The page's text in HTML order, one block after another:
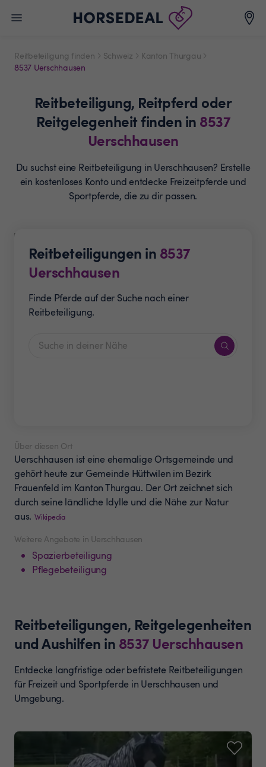
Reitbeteiligung finden Schweiz
Kanton Thurgau
8537 Uerschhausen
Reitbeteiligung, Reitpferd oder
Reitgelegenheitfinden in 8537
Uerschhausen
Du suchst eine Reitbeteiligung in Uerschhausen? Erstelle
ein kostenloses Konto und entdecke Freizeitpferde und
Sportpferde, die zu dir passen.
Reitbeteiligungen in 8537
Uerschhausen
Finde Pferde auf der Suche nach einer
Reitbeteiligung.
Weitere Angebote in Uerschhausen
Spazierbeteiligung
Pflegebeteiligung
Über diesen Ort
Uerschhausen ist eine ehemalige Ortsgemeinde und
gehört heute zur Gemeinde Hüttwilen im Bezirk
Frauenfeld im Kanton Thurgau. Der Ort zeichnet sich
durch seine ländliche Idylle und die Nähe zur Natur
aus. Wikipedia
Reitbeteiligungen, Reitgelegenheiten
und Aushilfen in 8537 Uerschhausen
Entdecke langfristige oder befristete Reitbeteiligungen
für Freizeit und Sportpferde in Uerschhausen und
Umgebung.